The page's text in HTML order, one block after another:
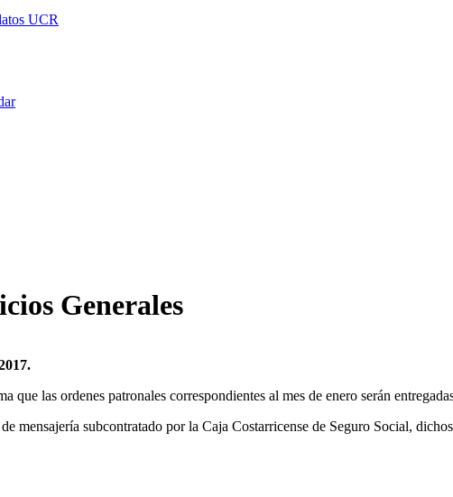
UCR
Generales
que las ordenes patronales correspondientes al mes de enero serán
mensajería subcontratado por la Caja Costarricense de Seguro Social,